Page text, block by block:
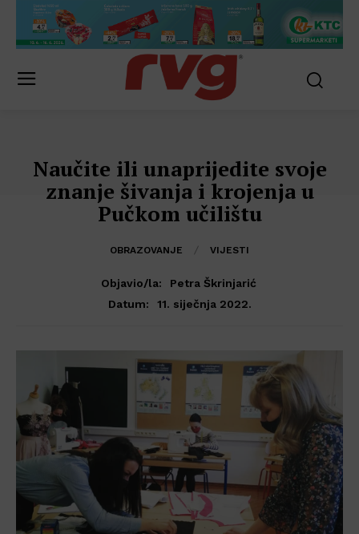
Naučite ili unaprijedite svoje
znanje šivanja i krojenja u
Pučkom učilištu
OBRAZOVANJE VIJESTI
Objavio/la:
Petra Škrinjarić
Datum:
11. siječnja 2022.